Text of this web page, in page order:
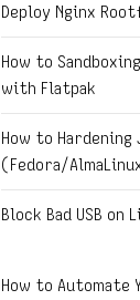
Deploy Nginx
How to
with Flatpak
How to
(Fedora/
Block Bad USB on
How to Automate